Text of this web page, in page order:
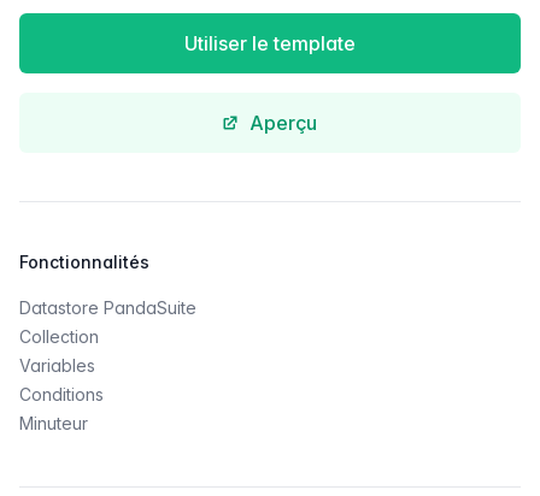
Utiliser le template
Aperçu
Fonctionnalités
Datastore PandaSuite
Collection
Variables
Conditions
Minuteur